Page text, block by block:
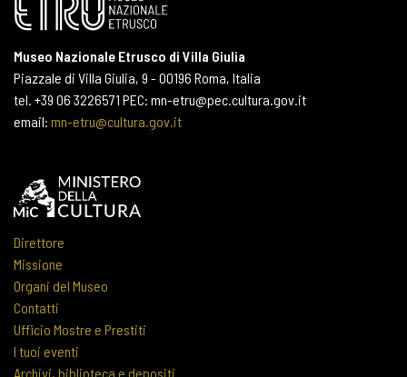
Museo Nazionale Etrusco di Villa Giulia
Piazzale di Villa Giulia, 9 - 00196 Roma, Italia
tel. +39 06 3226571 PEC: mn-etru@pec.cultura.gov.it
email: mn-etru@cultura.gov.it
Direttore
Missione
Organi del Museo
Contatti
Ufficio Mostre e Prestiti
I tuoi eventi
Archivi, biblioteca e depositi